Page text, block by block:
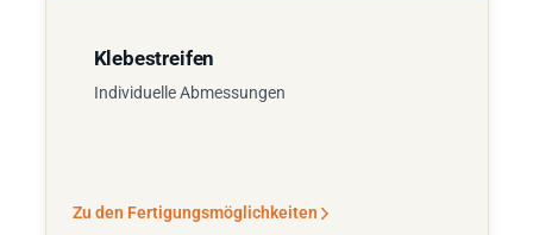
Klebestreifen
Individuelle Abmessungen
Zu den Fertigungsmöglichkeiten